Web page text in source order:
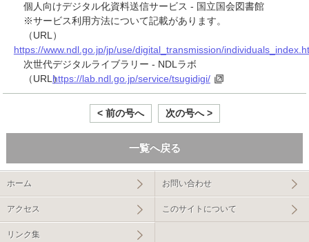
個人向けデジタル化資料送信サービス - 国立国会図書館
※サービス利用方法について記載があります。
（URL）
https://www.ndl.go.jp/jp/use/digital_transmission/
次世代デジタルライブラリー - NDLラボ
（URL）https://lab.ndl.go.jp/service/tsugidigi/
< 前の号へ 次の号へ >
一覧へ戻る
ホーム お問い合わせ
アクセス このサイトについて
リンク集